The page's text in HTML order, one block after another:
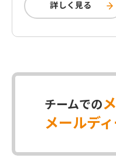
詳しく見る
チームでの
メールデ